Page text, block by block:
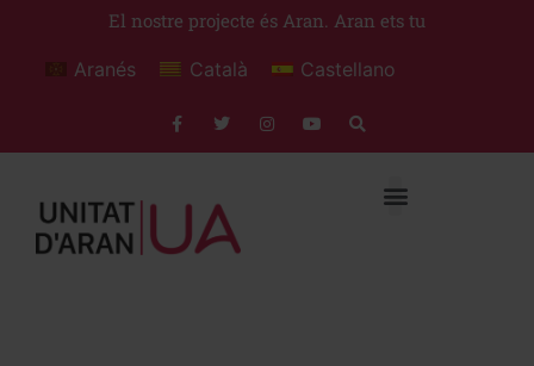
El nostre projecte és Aran. Aran ets tu
Aranés Català Castellano